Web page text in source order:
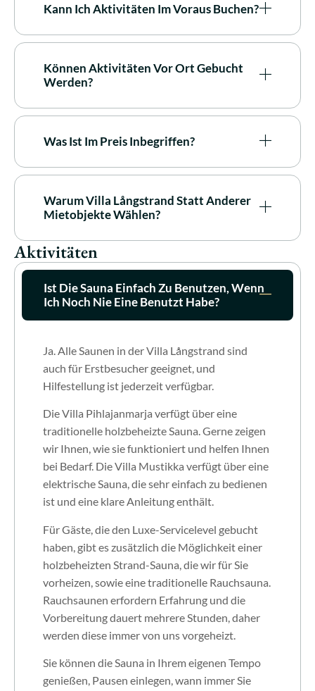
Kann Ich Aktivitäten Im Voraus Buchen?
Können Aktivitäten Vor Ort Gebucht
Werden?
Was Ist Im Preis Inbegriffen?
Warum Villa Långstrand Statt Anderer
Mietobjekte Wählen?
Aktivitäten
Ist Die Sauna Einfach Zu Benutzen, Wenn
Ich Noch Nie Eine Benutzt Habe?
Ja. Alle Saunen in der Villa Långstrand sind
auch für Erstbesucher geeignet, und
Hilfestellung ist jederzeit verfügbar.
Die Villa Pihlajanmarja verfügt über eine
traditionelle holzbeheizte Sauna. Gerne zeigen
wir Ihnen, wie sie funktioniert und helfen Ihnen
bei Bedarf. Die Villa Mustikka verfügt über eine
elektrische Sauna, die sehr einfach zu bedienen
ist und eine klare Anleitung enthält.
Für Gäste, die den Luxe-Servicelevel gebucht
haben, gibt es zusätzlich die Möglichkeit einer
holzbeheizten Strand-Sauna, die wir für Sie
vorheizen, sowie eine traditionelle Rauchsauna.
Rauchsaunen erfordern Erfahrung und die
Vorbereitung dauert mehrere Stunden, daher
werden diese immer von uns vorgeheizt.
Sie können die Sauna in Ihrem eigenen Tempo
genießen, Pausen einlegen, wann immer Sie